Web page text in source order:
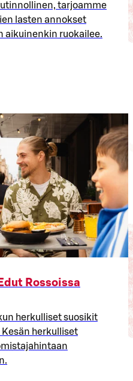
tarjoamme
lasten annokset
aikuinenkin ruokailee.
Rossoissa
herkulliset suosikit
herkulliset